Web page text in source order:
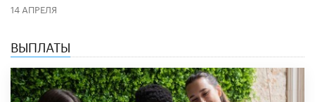
14 АПРЕЛЯ
ВЫПЛАТЫ